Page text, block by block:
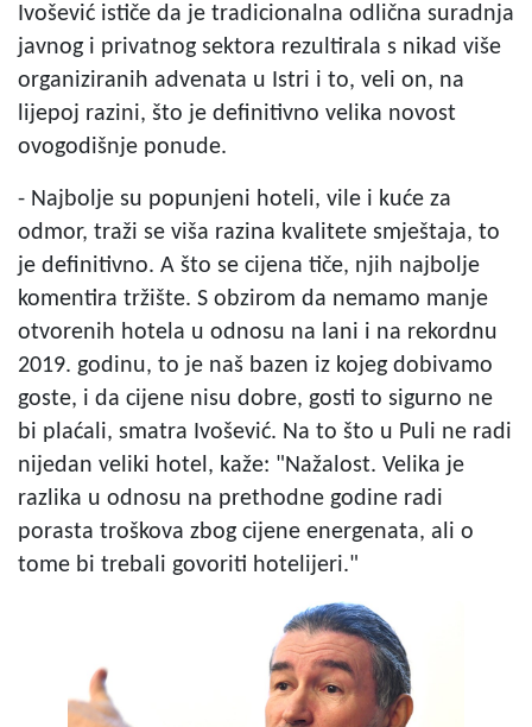
Ivošević ističe da je tradicionalna odlična suradnja
javnog i privatnog sektora rezultirala s nikad više
organiziranih advenata u Istri i to, veli on, na
lijepoj razini, što je definitivno velika novost
ovogodišnje ponude.
- Najbolje su popunjeni hoteli, vile i kuće za
odmor, traži se viša razina kvalitete smještaja, to
je definitivno. A što se cijena tiče, njih najbolje
komentira tržište. S obzirom da nemamo manje
otvorenih hotela u odnosu na lani i na rekordnu
2019. godinu, to je naš bazen iz kojeg dobivamo
goste, i da cijene nisu dobre, gosti to sigurno ne
bi plaćali, smatra Ivošević. Na to što u Puli ne radi
nijedan veliki hotel, kaže: "Nažalost. Velika je
razlika u odnosu na prethodne godine radi
porasta troškova zbog cijene energenata, ali o
tome bi trebali govoriti hotelijeri."